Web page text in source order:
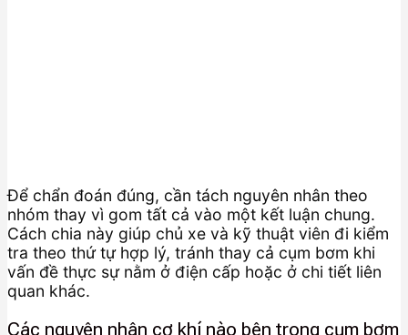
Để chẩn đoán đúng, cần tách nguyên nhân theo
nhóm thay vì gom tất cả vào một kết luận chung.
Cách chia này giúp chủ xe và kỹ thuật viên đi kiểm
tra theo thứ tự hợp lý, tránh thay cả cụm bơm khi
vấn đề thực sự nằm ở điện cấp hoặc ở chi tiết liên
quan khác.
Các nguyên nhân cơ khí nào bên trong cụm bơm